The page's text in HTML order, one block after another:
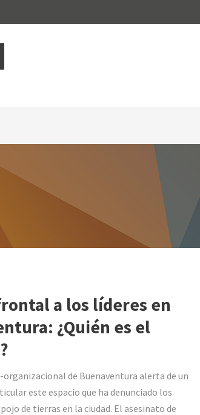
a los líderes en
¿Quién es el
de Buenaventura alerta de un
este espacio que ha denunciado los
de tierras en la ciudad. El asesinato de